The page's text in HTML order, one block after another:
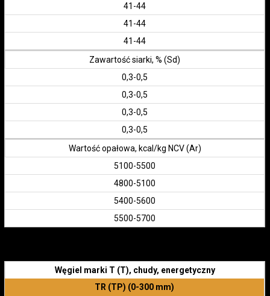
41-44
41-44
41-44
Zawartość siarki, % (Sd)
0,3-0,5
0,3-0,5
0,3-0,5
0,3-0,5
Wartość opałowa, kcal/kg NCV (Ar)
5100-5500
4800-5100
5400-5600
5500-5700
Węgiel marki Т (T), chudy, energetyczny
TR (ТР) (0-300 mm)